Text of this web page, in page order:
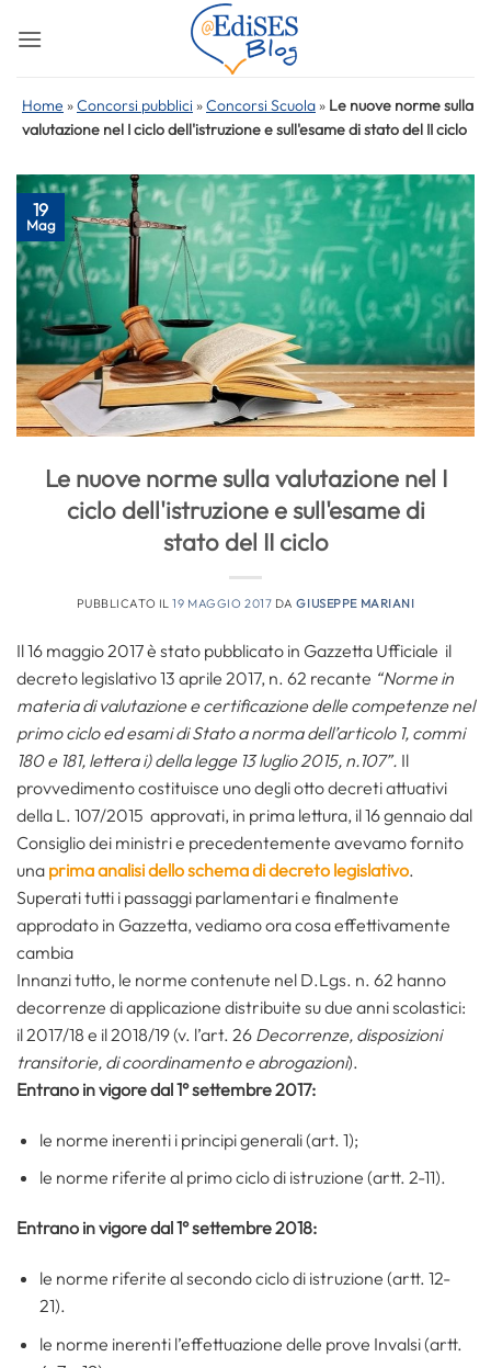
Home »Concorsi pubblici »Concorsi Scuola » Le nuove norme sulla
valutazione nel I ciclo dell'istruzione e sull'esame di stato del II ciclo
19
Mag
Le nuove norme sulla valutazione nel I
ciclo dell'istruzione e sull'esame di
stato del II ciclo
PUBBLICATO IL19 MAGGIO 2017 DAGIUSEPPE MARIANI
Il 16 maggio 2017 è stato pubblicato in Gazzetta Ufficiale il
decreto legislativo 13 aprile 2017, n. 62 recante “Norme in
materia di valutazione e certificazione delle competenze nel
primo ciclo ed esami di Stato a norma dell’articolo 1, commi
180 e 181, lettera i) della legge 13 luglio 2015, n.107”. Il
provvedimento costituisce uno degli otto decreti attuativi
della L. 107/2015 approvati, in prima lettura, il 16 gennaio dal
Consiglio dei ministri e precedentemente avevamo fornito
una prima analisi dello schema di decreto legislativo.
Superati tutti i passaggi parlamentari e finalmente
approdato in Gazzetta, vediamo ora cosa effettivamente
cambia
Innanzi tutto, le norme contenute nel D.Lgs. n. 62 hanno
decorrenze di applicazione distribuite su due anni scolastici:
il 2017/18 e il 2018/19 (v. l’art. 26 Decorrenze, disposizioni
transitorie, di coordinamento e abrogazioni).
Entrano in vigore dal 1° settembre 2017:
le norme inerenti i principi generali (art. 1);
le norme riferite al primo ciclo di istruzione (artt. 2-11).
Entrano in vigore dal 1° settembre 2018:
le norme riferite al secondo ciclo di istruzione (artt. 12-
21).
le norme inerenti l’effettuazione delle prove Invalsi (artt.